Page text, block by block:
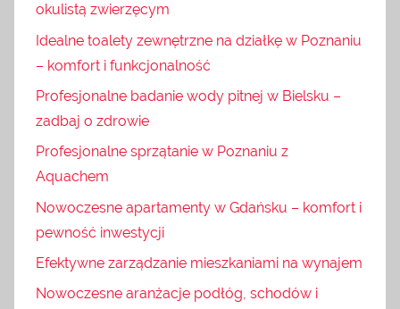
okulistą zwierzęcym
Idealne toalety zewnętrzne na działkę w Poznaniu
– komfort i funkcjonalność
Profesjonalne badanie wody pitnej w Bielsku –
zadbaj o zdrowie
Profesjonalne sprzątanie w Poznaniu z
Aquachem
Nowoczesne apartamenty w Gdańsku – komfort i
pewność inwestycji
Efektywne zarządzanie mieszkaniami na wynajem
Nowoczesne aranżacje podłóg, schodów i